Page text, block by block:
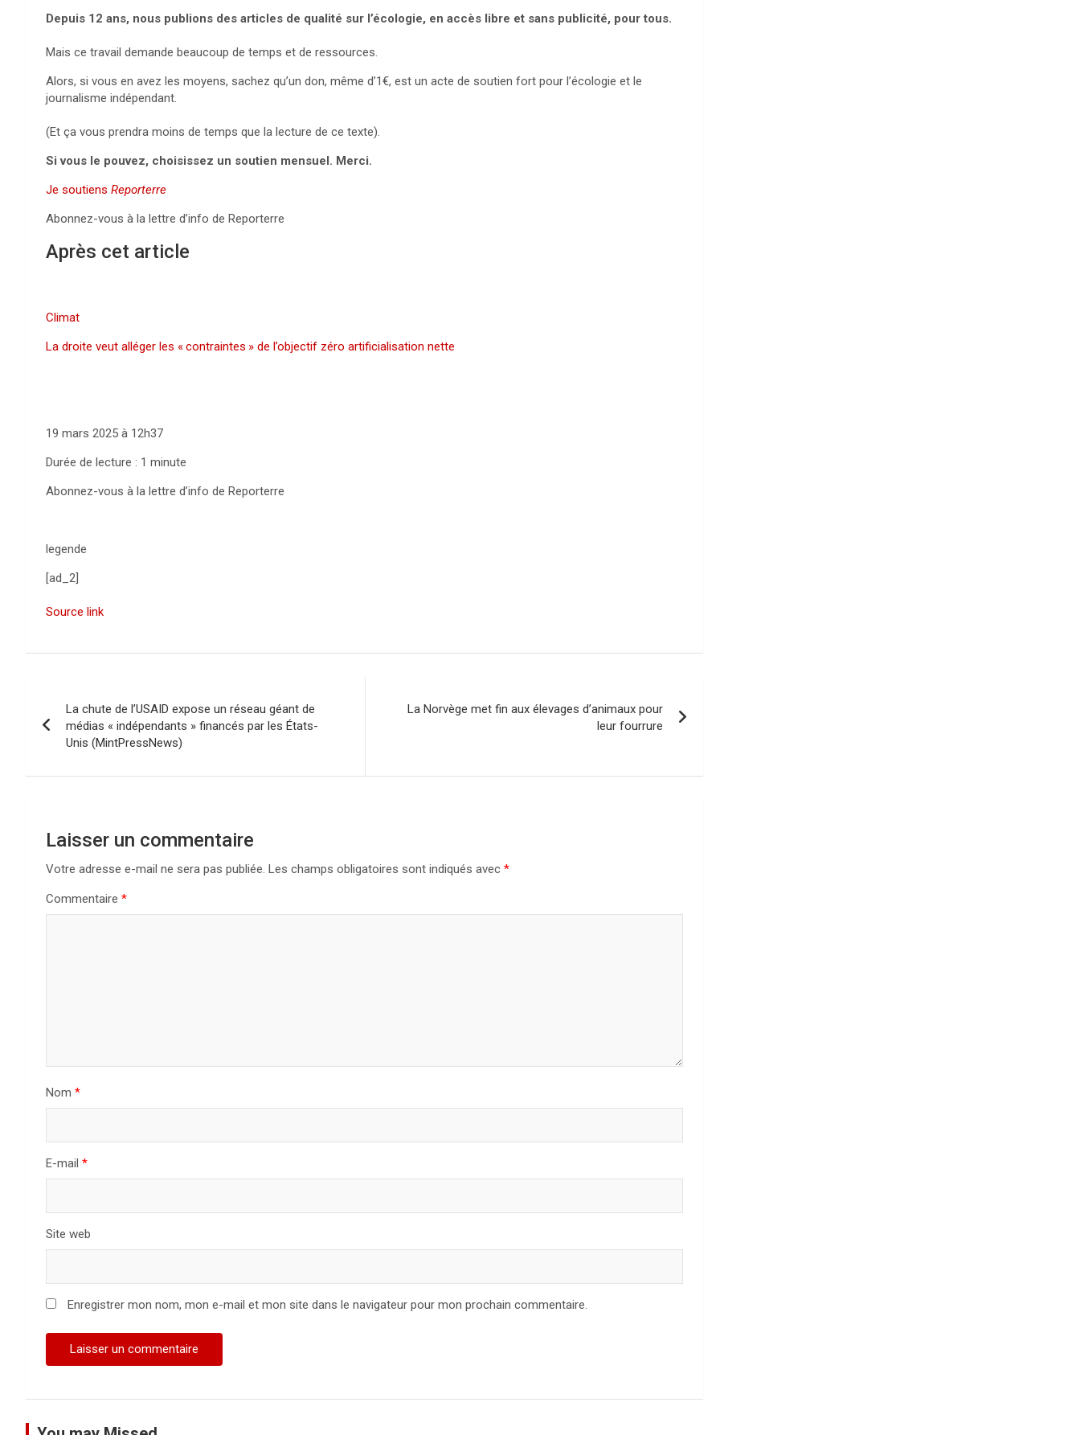
Depuis 12 ans, nous publions des articles de qualité sur l’écologie, en accès libre et sans publicité, pour tous.
Mais ce travail demande beaucoup de temps et de ressources.
Alors, si vous en avez les moyens, sachez qu’un don, même d’1€, est un acte de soutien fort pour l’écologie et le
journalisme indépendant.
(Et ça vous prendra moins de temps que la lecture de ce texte).
Si vous le pouvez, choisissez un soutien mensuel. Merci.
Je soutiens Reporterre
Abonnez-vous à la lettre d’info de Reporterre
Après cet article
Climat
La droite veut alléger les «contraintes » de l’objectif zéro artificialisation nette
19 mars 2025 à 12h37
Durée de lecture : 1 minute
Abonnez-vous à la lettre d’info de Reporterre
legende
[ad_2]
Source link
La chute de l’USAID expose un réseau géant de
médias « indépendants » financés par les États-
Unis (MintPressNews)
La Norvège met fin aux élevages d’animaux pour
leur fourrure
Laisser un commentaire
Votre adresse e-mail ne sera pas publiée. Les champs obligatoires sont indiqués avec *
Commentaire *
Nom *
E-mail *
Site web
Enregistrer mon nom, mon e-mail et mon site dans le navigateur pour mon prochain commentaire.